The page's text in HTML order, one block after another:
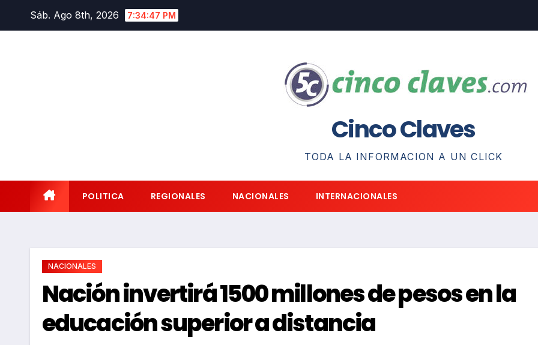
Sáb. Ago 8th, 2026 7:34:48 PM
Cinco Claves
TODA LA INFORMACION A UN CLICK
POLITICA REGIONALES NACIONALES INTERNACIONALES
NACIONALES
Nación invertirá 1500 millones de pesos en la
educación superior a distancia